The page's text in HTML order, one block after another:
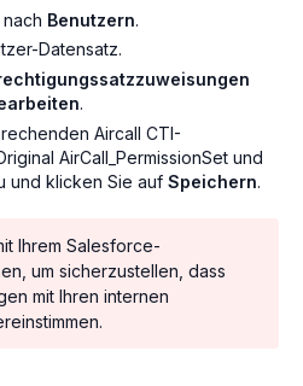
nach Benutzern.
Datensatz.
.
Aircall CTI-
AirCall_PermissionSet und
und klicken Sie auf Speichern.
Ihrem Salesforce-
um sicherzustellen, dass
mit Ihren internen